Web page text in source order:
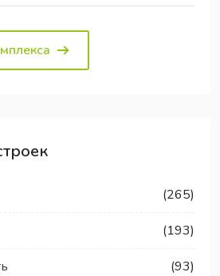
(265)
(193)
(93)